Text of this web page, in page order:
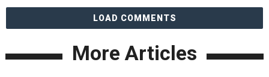
LOAD COMMENTS
More Articles